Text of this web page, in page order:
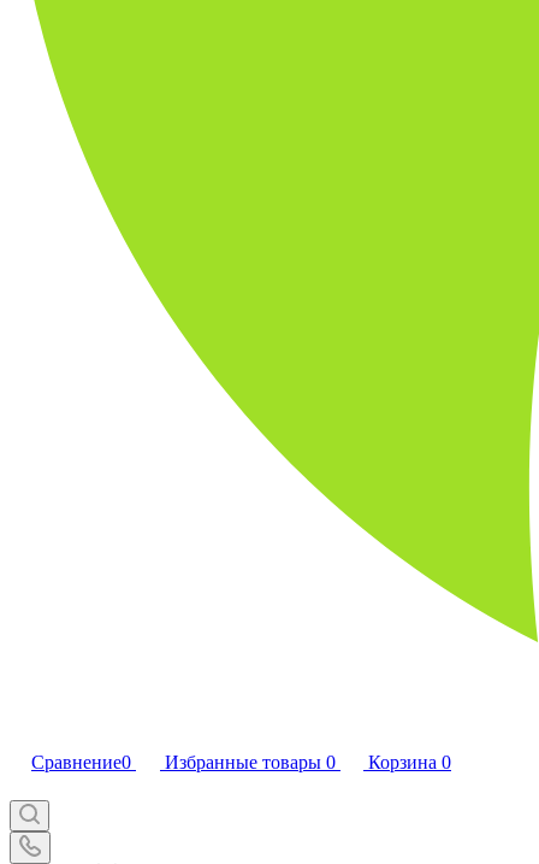
Сравнение0 Избранные товары 0 Корзина 0